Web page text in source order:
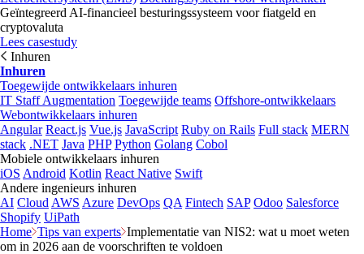
Geïntegreerd AI-financieel besturingssysteem voor fiatgeld en
cryptovaluta
Lees casestudy
Inhuren
Inhuren
Toegewijde ontwikkelaars inhuren
IT Staff Augmentation Toegewijde teams Offshore-ontwikkelaars
Webontwikkelaars inhuren
Angular React.js Vue.js JavaScript Ruby on Rails Full stack MERN
stack .NET Java PHP Python Golang Cobol
Mobiele ontwikkelaars inhuren
iOS Android Kotlin React Native Swift
Andere ingenieurs inhuren
AI Cloud AWS Azure DevOps QA Fintech SAP Odoo Salesforce
Shopify UiPath
Home Tips van experts Implementatie van NIS2: wat u moet weten
om in 2026 aan de voorschriften te voldoen